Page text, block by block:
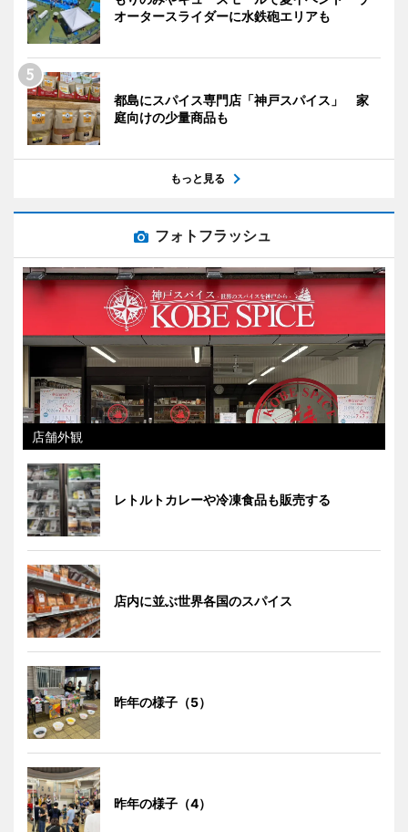
オータースライダーに水鉄砲エリアも
都島にスパイス専門店「神戸スパイス」 家
庭向けの少量商品も
もっと見る
フォトフラッシュ
店舗外観
レトルトカレーや冷凍食品も販売する
店内に並ぶ世界各国のスパイス
昨年の様子（5）
昨年の様子（4）